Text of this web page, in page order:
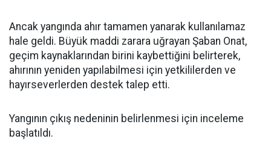
Ancak yangında ahır tamamen yanarak kullanılamaz
hale geldi. Büyük maddi zarara uğrayan Şaban Onat,
geçim kaynaklarından birini kaybettiğini belirterek,
ahırının yeniden yapılabilmesi için yetkililerden ve
hayırseverlerden destek talep etti.
Yangının çıkış nedeninin belirlenmesi için inceleme
başlatıldı.